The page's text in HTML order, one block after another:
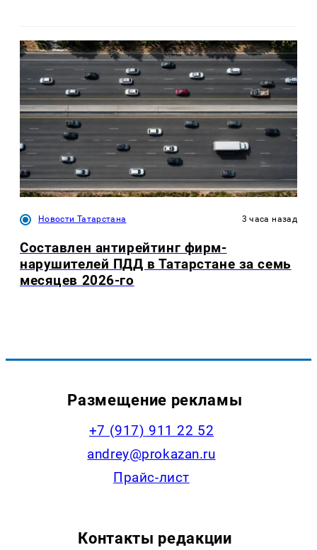
Новости Татарстана 3 часа назад
Составлен антирейтинг фирм-
нарушителей ПДД в Татарстане за семь
месяцев 2026-го
Размещение рекламы
+7 (917) 911 22 52
andrey@prokazan.ru
Прайс-лист
Контакты редакции